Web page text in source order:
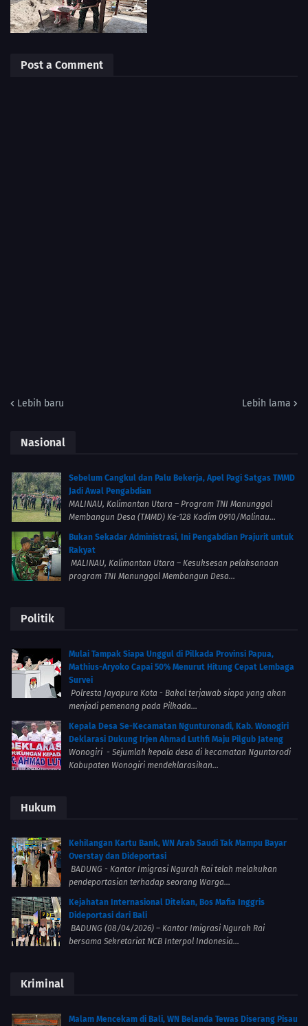
Post a Comment
Lebih baru Lebih lama
Nasional
Sebelum Cangkul dan Palu Bekerja, Apel Pagi Satgas TMMD
Jadi Awal Pengabdian
MALINAU, Kalimantan Utara – Program TNI Manunggal
Membangun Desa (TMMD) Ke-128 Kodim 0910/Malinau...
Bukan Sekadar Administrasi, Ini Pengabdian Prajurit untuk
Rakyat
MALINAU, Kalimantan Utara – Kesuksesan pelaksanaan
program TNI Manunggal Membangun Desa...
Politik
Mulai Tampak Siapa Unggul di Pilkada Provinsi Papua,
Mathius-Aryoko Capai 50% Menurut Hitung Cepat Lembaga
Survei
Polresta Jayapura Kota - Bakal terjawab siapa yang akan
menjadi pemenang pada Pilkada...
Kepala Desa Se-Kecamatan Ngunturonadi, Kab. Wonogiri
Deklarasi Dukung Irjen Ahmad Luthfi Maju Pilgub Jateng
Wonogiri - Sejumlah kepala desa di kecamatan Nguntorodi
Kabupaten Wonogiri mendeklarasikan...
Hukum
Kehilangan Kartu Bank, WN Arab Saudi Tak Mampu Bayar
Overstay dan Dideportasi
BADUNG - Kantor Imigrasi Ngurah Rai telah melakukan
pendeportasian terhadap seorang Warga...
Kejahatan Internasional Ditekan, Bos Mafia Inggris
Dideportasi dari Bali
BADUNG (08/04/2026) – Kantor Imigrasi Ngurah Rai
bersama Sekretariat NCB Interpol Indonesia...
Kriminal
Malam Mencekam di Bali, WN Belanda Tewas Diserang Pisau